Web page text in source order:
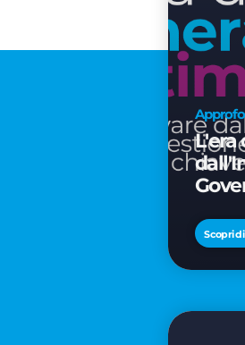
L'era
Scopri